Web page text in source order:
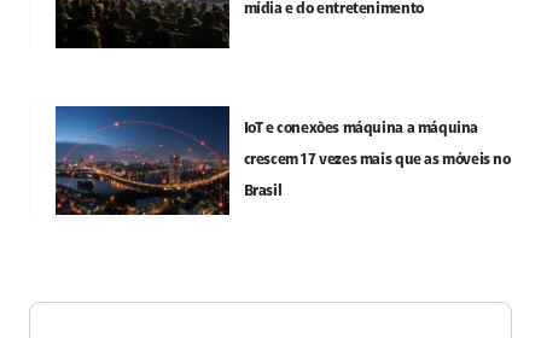
mídia e do entretenimento
IoT e conexões máquina a máquina
crescem 17 vezes mais que as móveis no
Brasil